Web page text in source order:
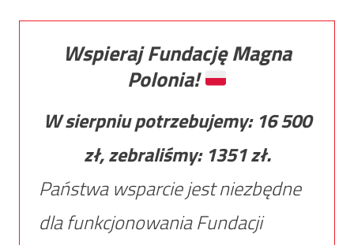
Wspieraj Fundację Magna
Polonia!
W sierpniu potrzebujemy: 16 500
zł, zebraliśmy: 1351zł.
Państwa wsparcie jest niezbędne
dla funkcjonowania Fundacji